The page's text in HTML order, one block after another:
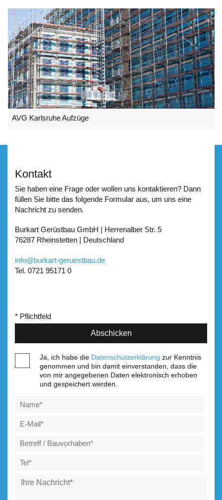
AVG Karlsruhe Aufzüge
Kontakt
Sie haben eine Frage oder wollen uns kontaktieren? Dann
füllen Sie bitte das folgende Formular aus, um uns eine
Nachricht zu senden.
Burkart Gerüstbau GmbH | Herrenalber Str. 5
76287 Rheinstetten | Deutschland
info@burkart-geruestbau.de
Tel. 0721 95171 0
* Pflichtfeld
Ja, ich habe die Datenschutzerklärung zur Kenntnis
genommen und bin damit einverstanden, dass die
von mir angegebenen Daten elektronisch erhoben
und gespeichert werden.